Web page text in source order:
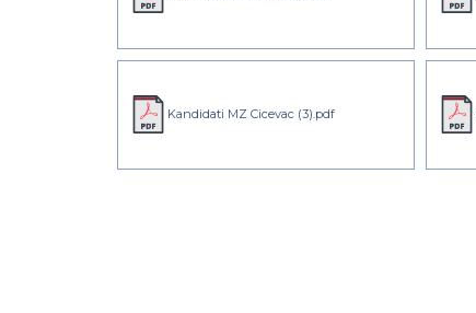
Kandidati MZ Cicevac (3).pdf